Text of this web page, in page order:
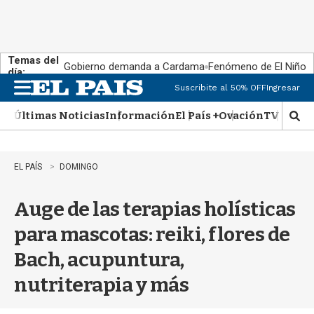
Temas del
día:
Gobierno demanda a Cardama Fenómeno de El Niño
n
u
Suscribite al 50% OFFIngresar
Últimas NoticiasInformaciónEl País +OvaciónTV Show
M
o
r
b
EL PAÍS DOMINGO
Auge de las terapias holísticas
para mascotas: reiki, flores de
Bach, acupuntura,
nutriterapia y más